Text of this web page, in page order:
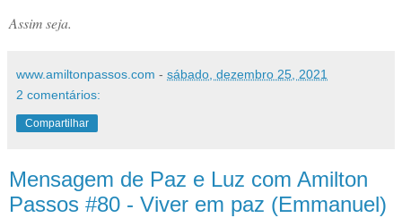
Assim seja.
www.amiltonpassos.com - sábado, dezembro 25, 2021
2 comentários:
Compartilhar
Mensagem de Paz e Luz com Amilton
Passos #80 - Viver em paz (Emmanuel)